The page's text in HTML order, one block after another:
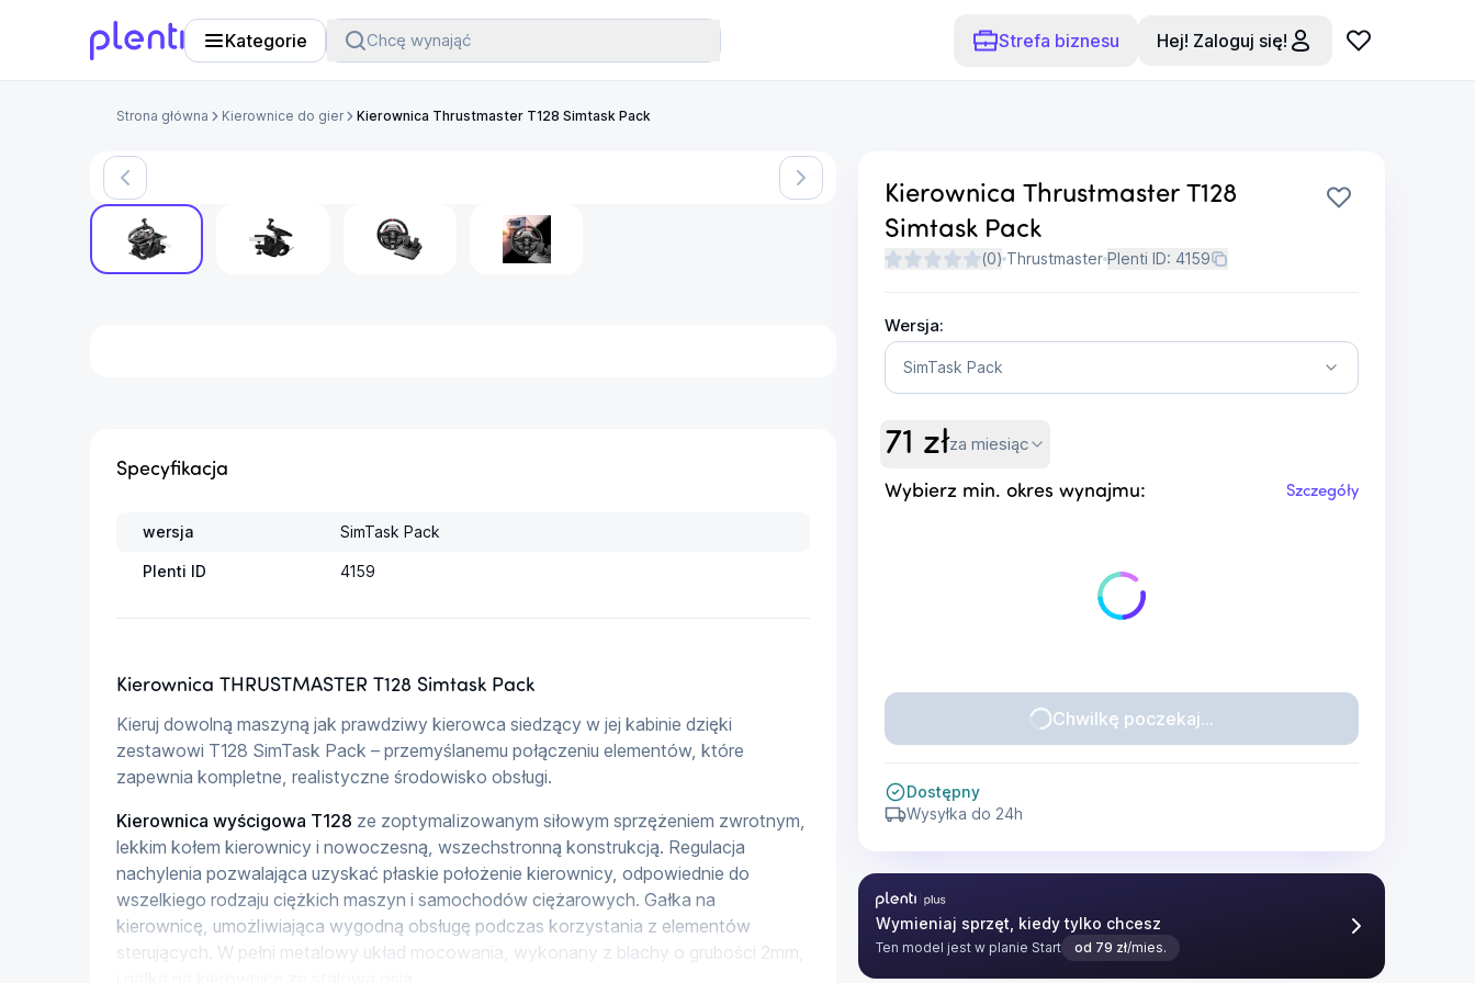
Kategorie Chcę wynająć Strefa biznesu Hej! Zaloguj się!
Strona główna Kierownice do gier Kierownica Thrustmaster T128 Simtask Pack
Kierownica Thrustmaster T128
Simtask Pack
(0) Thrustmaster Plenti ID: 4159
Wersja:
SimTask Pack
71 złza miesiąc
Wybierz min. okres wynajmu: Szczegóły
Chwilkę poczekaj...
Dostępny
Wysyłka do 24h
Plenti Plus
Wymieniaj sprzęt, kiedy tylko chcesz
Ten model jest w planie Start od 79 zł/mies.
Specyfikacja
wersja SimTask Pack
Plenti ID 4159
Kierownica THRUSTMASTER T128 Simtask Pack
Kieruj dowolną maszyną jak prawdziwy kierowca siedzący w jej kabinie dzięki
zestawowi T128 SimTask Pack – przemyślanemu połączeniu elementów, które
zapewnia kompletne, realistyczne środowisko obsługi.
Kierownica wyścigowa T128 ze zoptymalizowanym siłowym sprzężeniem zwrotnym,
lekkim kołem kierownicy i nowoczesną, wszechstronną konstrukcją. Regulacja
nachylenia pozwalająca uzyskać płaskie położenie kierownicy, odpowiednie do
wszelkiego rodzaju ciężkich maszyn i samochodów ciężarowych. Gałka na
kierownicę, umożliwiająca wygodną obsługę podczas korzystania z elementów
sterujących. W pełni metalowy układ mocowania, wykonany z blachy o grubości 2mm,